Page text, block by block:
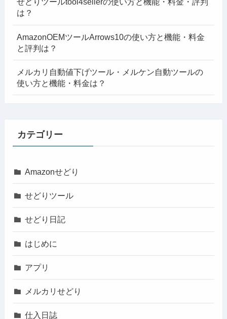
は？
AmazonOEMツールArrows10の使い方と機能・料金
と評判は？
メルカリ自動値下げツール・メルケン自動ツールの
使い方と機能・料金は？
カテゴリー
Amazonせどり
せどりツール
せどり日記
はじめに
アプリ
メルカリせどり
仕入日誌